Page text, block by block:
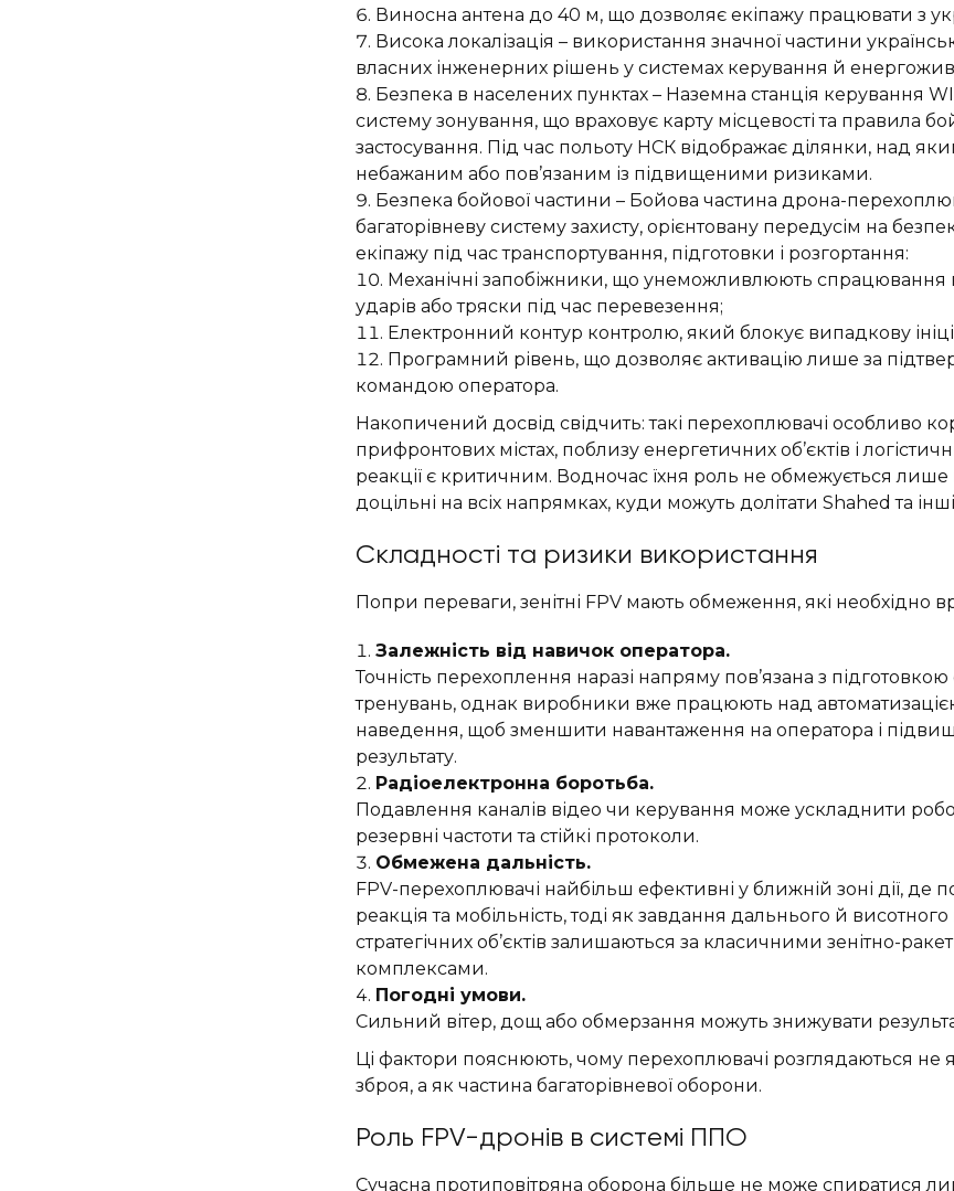
Виносна антена до 40 м, що дозволяє екіпажу працювати з
Висока локалізація – використання значної частини
власних інженерних рішень у системах керування й
Безпека в населених пунктах – Наземна станція керування
систему зонування, що враховує карту місцевості та правила
застосування. Під час польоту НСК відображає ділянки, над
небажаним або пов’язаним із підвищеними ризиками.
Безпека бойової частини – Бойова частина дрона-
багаторівневу систему захисту, орієнтовану передусім на
екіпажу під час транспортування, підготовки і розгортання:
Механічні запобіжники, що унеможливлюють спрацювання
ударів або тряски під час перевезення;
Електронний контур контролю, який блокує випадкову
Програмний рівень, що дозволяє активацію лише за
командою оператора.
Накопичений досвід свідчить: такі перехоплювачі особливо
прифронтових містах, поблизу енергетичних об’єктів і
реакції є критичним. Водночас їхня роль не обмежується
доцільні на всіх напрямках, куди можуть долітати Shahed та
Складності та ризики використання
Попри переваги, зенітні FPV мають обмеження, які необхідно
Залежність від навичок оператора.
Точність перехоплення наразі напряму пов’язана з підготовкою
тренувань, однак виробники вже працюють над
наведення, щоб зменшити навантаження на оператора і
результату.
Радіоелектронна боротьба.
Подавлення каналів відео чи керування може ускладнити
резервні частоти та стійкі протоколи.
Обмежена дальність.
FPV-перехоплювачі найбільш ефективні у ближній зоні дії, де
реакція та мобільність, тоді як завдання дальнього й
стратегічних об’єктів залишаються за класичними зенітно-
комплексами.
Погодні умови.
Сильний вітер, дощ або обмерзання можуть знижувати
Ці фактори пояснюють, чому перехоплювачі розглядаються не
зброя, а як частина багаторівневої оборони.
Роль FPV-дронів в системі ППО
Сучасна протиповітряна оборона більше не може спиратися